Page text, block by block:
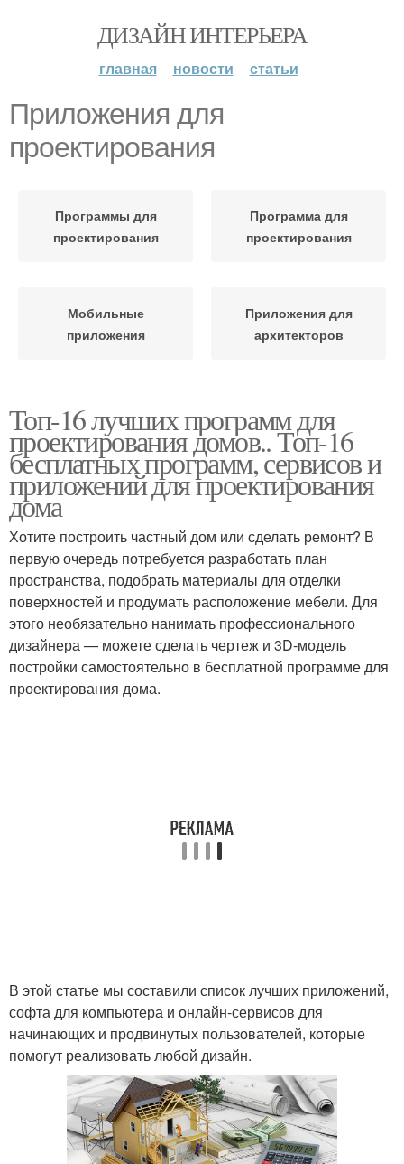
ДИЗАЙН ИНТЕРЬЕРА
главная новости статьи
Приложения для
проектирования
Программы для
проектирования
Программа для
проектирования
Мобильные
приложения
Приложения для
архитекторов
Топ-16 лучших программ для
проектирования домов.. Топ-16
бесплатных программ, сервисов и
приложений для проектирования
дома
Хотите построить частный дом или сделать ремонт? В
первую очередь потребуется разработать план
пространства, подобрать материалы для отделки
поверхностей и продумать расположение мебели. Для
этого необязательно нанимать профессионального
дизайнера — можете сделать чертеж и 3D-модель
постройки самостоятельно в бесплатной программе для
проектирования дома.
В этой статье мы составили список лучших приложений,
софта для компьютера и онлайн-сервисов для
начинающих и продвинутых пользователей, которые
помогут реализовать любой дизайн.